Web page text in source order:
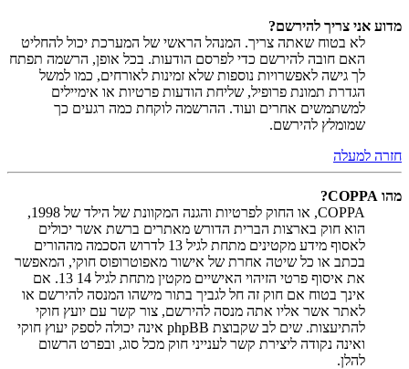
מדוע אני צריך להירשם?
לא בטוח שאתה צריך. המנהל הראשי של המערכת יכול להחליט
האם חובה להירשם כדי לפרסם הודעות. בכל אופן, הרשמה תפתח
לך גישה לאפשרויות נוספות שלא זמינות לאורחים, כמו למשל
הגדרת תמונת פרופיל, שליחת הודעות פרטיות או אימיילים
למשתמשים אחרים ועוד. ההרשמה לוקחת כמה רגעים כך
שמומלץ להירשם.
חזרה למעלה
מהו COPPA?
COPPA, או החוק לפרטיות והגנה המקוונת של הילד של 1998,
הוא חוק בארצות הברית הדורש מאתרים ברשת אשר יכולים
לאסוף מידע מקטינים מתחת לגיל 13 לדרוש הסכמה מההורים
בכתב או כל שיטה אחרת של אישור מאפוטרופוס חוקי, המאפשר
את איסוף פרטי הזיהוי האישיים מקטין מתחת לגיל 14 13. אם
אינך בטוח אם חוק זה חל לגביך בתור מישהו המנסה להירשם או
לאתר אשר אליו אתה מנסה להירשם, צור קשר עם יועץ חוקי
להתיעצות. שים לב שקבוצת phpBB אינה יכולה לספק יעוץ חוקי
ואינה נקודה ליצירת קשר לענייני חוק מכל סוג, ובפרט הרשום
להלן.